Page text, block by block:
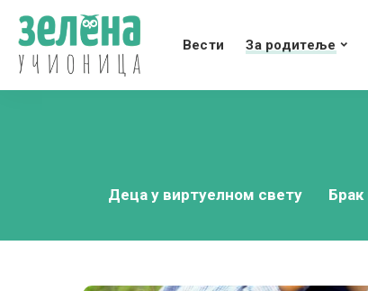
Вести За родитеље
Деца у виртуелном свету